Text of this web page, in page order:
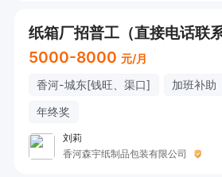
纸箱厂招普工（直接电话联系
5000-8000 元/月
香河-城东[钱旺、渠口] 加班补助
年终奖
刘莉
香河森宇纸制品包装有限公司